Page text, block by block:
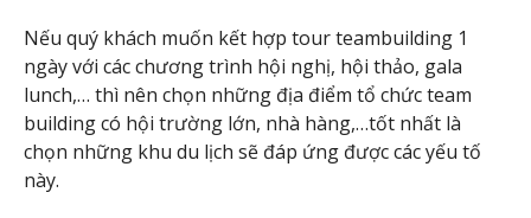
Nếu quý khách muốn kết hợp tour teambuilding 1
ngày với các chương trình hội nghị, hội thảo, gala
lunch,… thì nên chọn những địa điểm tổ chức team
building có hội trường lớn, nhà hàng,…tốt nhất là
chọn những khu du lịch sẽ đáp ứng được các yếu tố
này.